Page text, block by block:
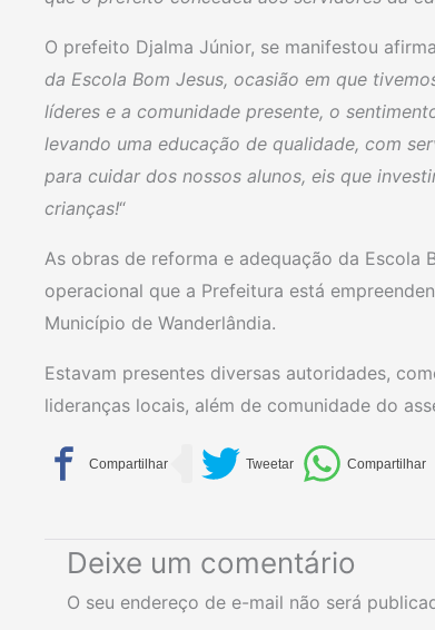
O prefeito Djalma Júnior, se manifestou
da Escola Bom Jesus, ocasião em que
líderes e a comunidade presente, o
levando uma educação de qualidade, com
para cuidar dos nossos alunos, eis que
crianças!“
As obras de reforma e adequação da
operacional que a Prefeitura está
Município de Wanderlândia.
Estavam presentes diversas autoridades,
lideranças locais, além de comunidade do
Deixe um comentário
O seu endereço de e-mail não será